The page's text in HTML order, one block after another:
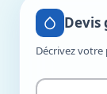
Décrivez